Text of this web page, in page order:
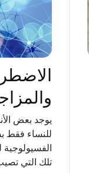
يوجد بعض
للنساء فقط
تلك التي